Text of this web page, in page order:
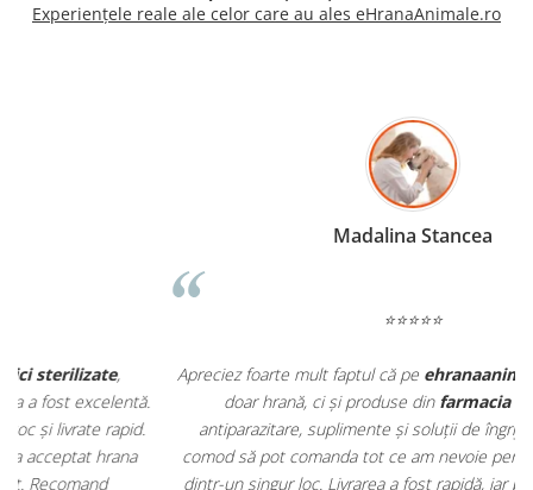
Experiențele reale ale celor care au ales eHranaAnimale.ro
Madalina Stancea
Apreciez foarte mult faptul că peehranaanimale.ro găsesc nu
doar hrană, ci și produse dinfarmacia veterinară:
antiparazitare, suplimente și soluții de îngrijire. Este foarte
comod să pot comanda tot ce am nevoie pentru animalul meu
dintr-un singur loc. Livrarea a fost rapidă, iar produsele au fost